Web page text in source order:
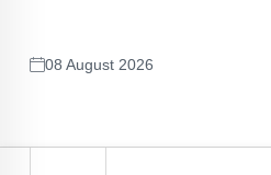
08 August 2026